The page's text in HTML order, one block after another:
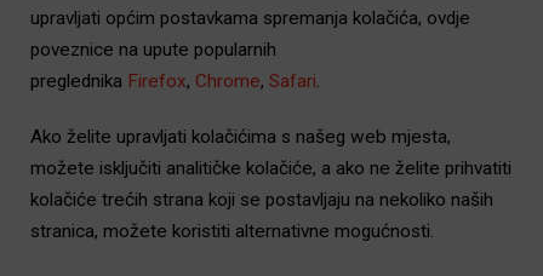
upravljati općim postavkama spremanja kolačića, ovdje
poveznice na upute popularnih
preglednika Firefox, Chrome, Safari
Ako želite upravljati kolačićima s našeg web mjesta,
možete isključiti analitičke kolačiće, a ako ne želite prihvatiti
kolačiće trećih strana koji se postavljaju na nekoliko naših
stranica, možete koristiti alternativne mogućnosti.